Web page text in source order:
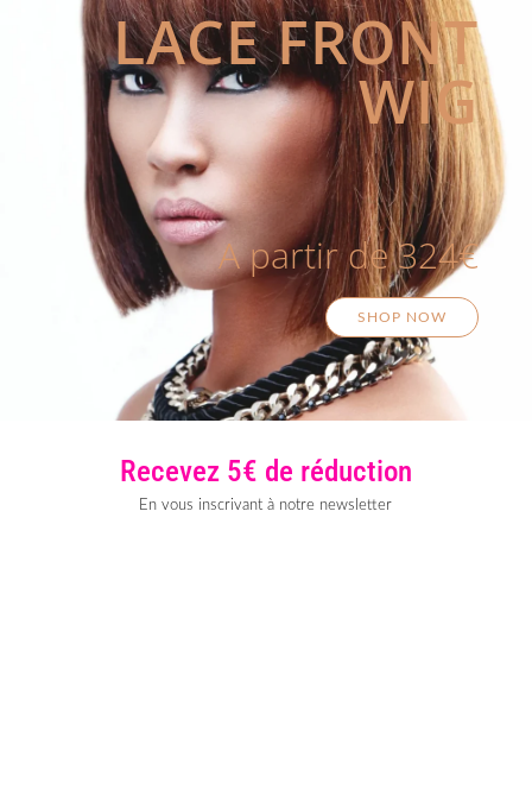
LACE FRONT
WIG
A partir de 324€
SHOP NOW
Recevez 5€ de réduction
En vous inscrivant à notre newsletter